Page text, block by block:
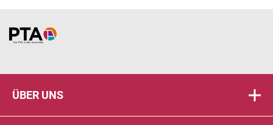
Home
ÜBER UNS